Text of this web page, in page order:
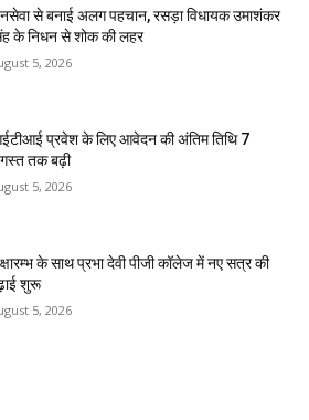
से बनाई अलग पहचान, रसड़ा विधायक उमाशंकर
के निधन से शोक की लहर
5, 2026
प्रवेश के लिए आवेदन की अंतिम तिथि 7
तक बढ़ी
5, 2026
के साथ प्रभा देवी पीजी कॉलेज में नए सत्र की
शुरू
5, 2026